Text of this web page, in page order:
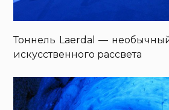
Тоннель Laerdal —
искусственного рассвета